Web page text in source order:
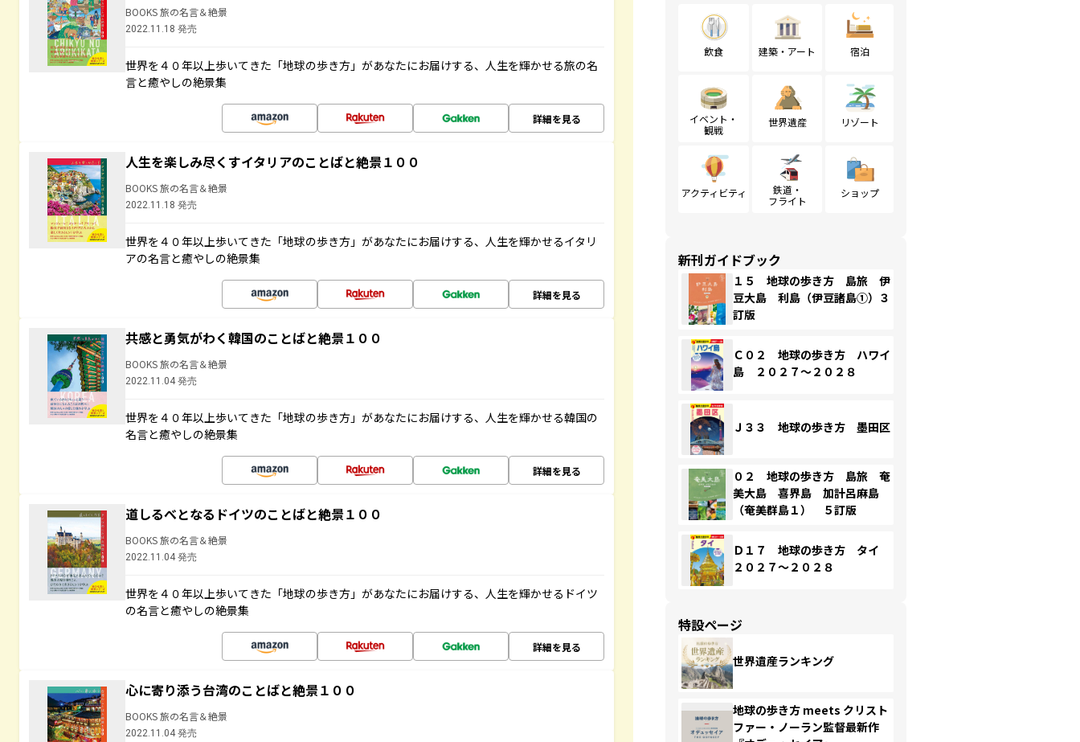
BOOKS 旅の名言＆絶景
2022.11.18 発売
世界を４０年以上歩いてきた「地球の歩き方」があなたにお届けする、人生を輝かせる旅の名
言と癒やしの絶景集
詳細を見る
人生を楽しみ尽くすイタリアのことばと絶景１００
BOOKS 旅の名言＆絶景
2022.11.18 発売
世界を４０年以上歩いてきた「地球の歩き方」があなたにお届けする、人生を輝かせるイタリ
アの名言と癒やしの絶景集
詳細を見る
共感と勇気がわく韓国のことばと絶景１００
BOOKS 旅の名言＆絶景
2022.11.04 発売
世界を４０年以上歩いてきた「地球の歩き方」があなたにお届けする、人生を輝かせる韓国の
名言と癒やしの絶景集
詳細を見る
道しるべとなるドイツのことばと絶景１００
BOOKS 旅の名言＆絶景
2022.11.04 発売
世界を４０年以上歩いてきた「地球の歩き方」があなたにお届けする、人生を輝かせるドイツ
の名言と癒やしの絶景集
詳細を見る
心に寄り添う台湾のことばと絶景１００
BOOKS 旅の名言＆絶景
2022.11.04 発売
飲食 建築・アート 宿泊
イベント・
観戦
世界遺産 リゾート
アクティビティ
鉄道・
フライト
ショップ
新刊ガイドブック
１５ 地球の歩き方 島旅 伊
豆大島 利島（伊豆諸島①）３
訂版
Ｃ０２ 地球の歩き方 ハワイ
島 ２０２７～２０２８
Ｊ３３ 地球の歩き方 墨田区
０２ 地球の歩き方 島旅 奄
美大島 喜界島 加計呂麻島
（奄美群島１） ５訂版
Ｄ１７ 地球の歩き方 タイ
２０２７～２０２８
特設ページ
世界遺産ランキング
地球の歩き方 meets クリスト
ファー・ノーラン監督最新作